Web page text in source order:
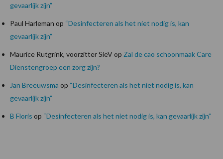
gevaarlijk zijn”
Paul Harleman op “Desinfecteren als het niet nodig is, kan
gevaarlijk zijn”
Maurice Rutgrink, voorzitter SieVop Zal de cao schoonmaak Care
Dienstengroep een zorg zijn?
Jan Breeuwsma op “Desinfecteren als het niet nodig is, kan
gevaarlijk zijn”
B Floris op “Desinfecteren als het niet nodig is, kan gevaarlijk zijn”